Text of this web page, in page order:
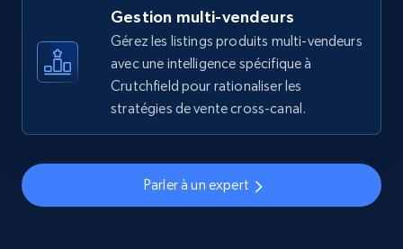
5.6K+ 875+ Commencer
URL, Final price, Sku, Currency, Gtin,
Gestion multi-vendeurs
Gérez les listings produits multi-vendeurs
avec une intelligence spécifique à
Crutchfield pour rationaliser les
stratégies de vente cross-canal.
Parler à un expert